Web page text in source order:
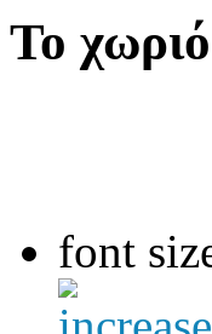
Το
font